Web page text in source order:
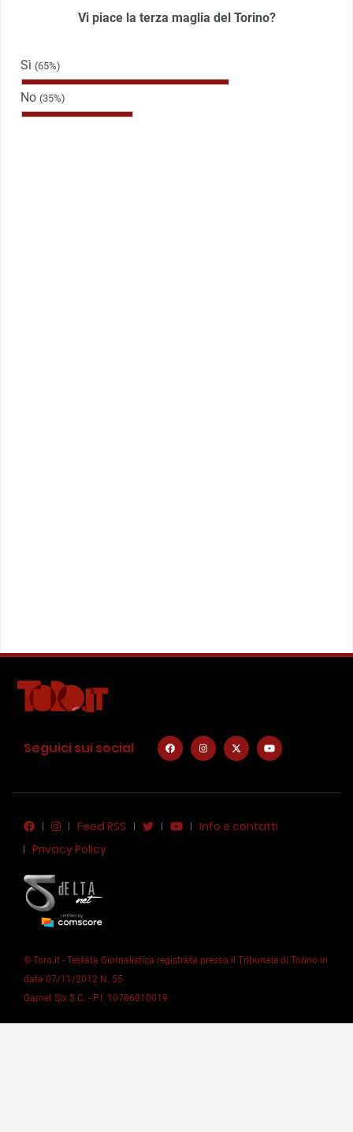
Vi piace la terza maglia del Torino?
Sì (65%)
No (35%)
Seguici sui social
Feed RSS
Info e contatti
Privacy Policy
© Toro.it - Testata Giornalistica registrata presso il Tribunale di Torino in
data 07/11/2012 N. 55
Garnet Six S.C. - P.I. 10786810019